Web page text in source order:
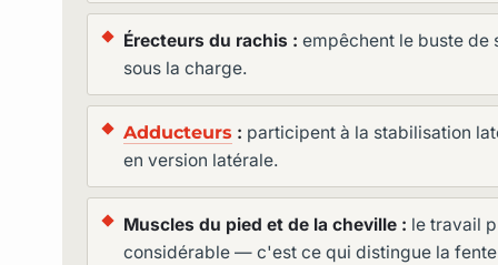
Érecteurs du rachis : empêchent le buste
sous la charge.
Adducteurs : participent à la stabilisation
en version latérale.
Muscles du pied et de la cheville : le travail
considérable — c'est ce qui distingue la